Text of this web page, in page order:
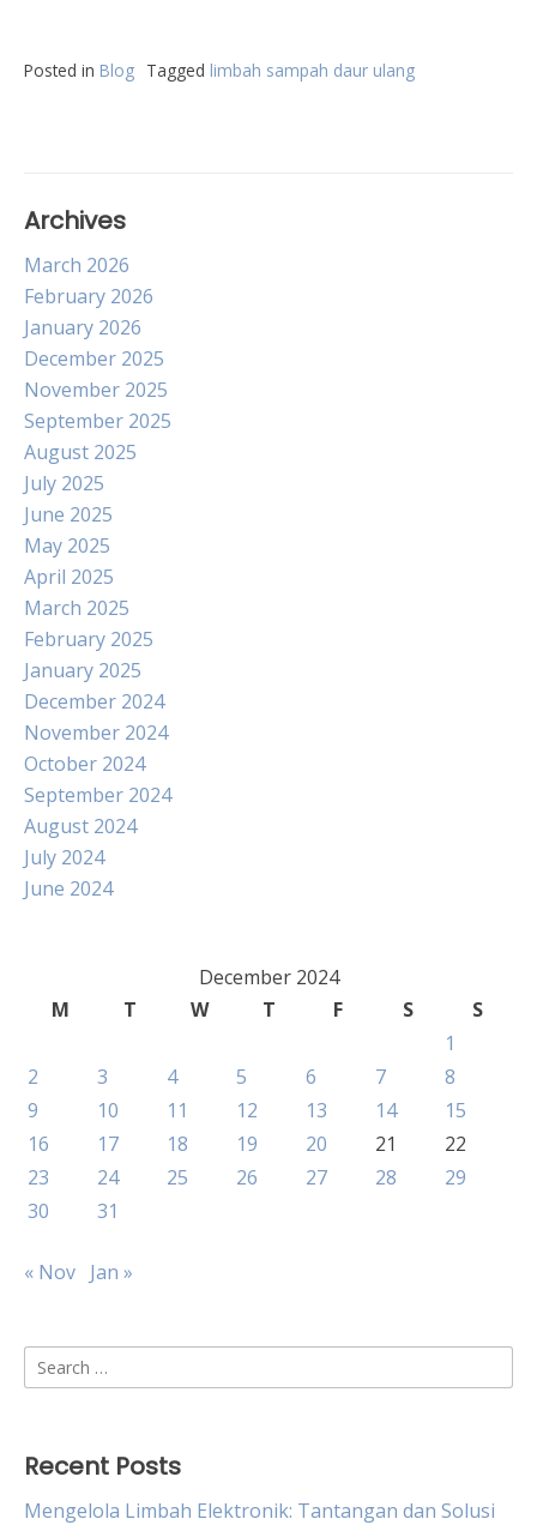
Posted in Blog Tagged limbah sampah daur ulang
Archives
March 2026
February 2026
January 2026
December 2025
November 2025
September 2025
August 2025
July 2025
June 2025
May 2025
April 2025
March 2025
February 2025
January 2025
December 2024
November 2024
October 2024
September 2024
August 2024
July 2024
June 2024
December 2024
M
T W T F S
S
1
2
3 4 5 6 7
8
9
10 11 12 13 14
15
16
17 18 19 20 21
22
23
24 25 26 27 28
29
30
31
« Nov Jan »
Search
for:
Recent Posts
Mengelola Limbah Elektronik: Tantangan dan Solusi